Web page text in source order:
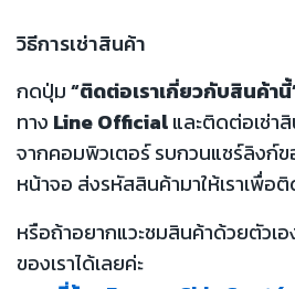
วิธีการเช่าสินค้า
กดปุ่ม“ติดต่อเราเกี่ยวกับสินค้านี้
ทาง Line Officialและติดต่อเช่า
จากคอมพิวเตอร์ รบกวนแชร์ลิงก์
หน้าจอ ส่งรหัสสินค้ามาให้เราเพื่อ
หรือถ้าอยากแวะชมสินค้าด้วยตัวเ
ของเราได้เลยค่ะ